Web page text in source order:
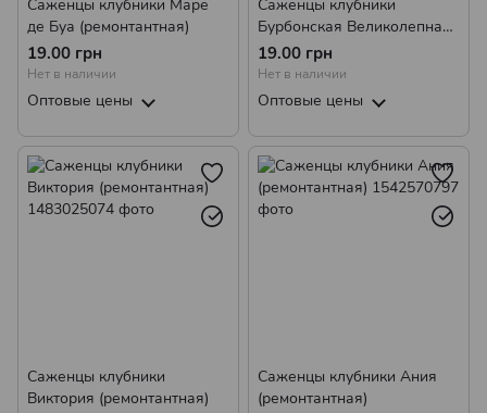
Саженцы клубники Маре
де Буа (ремонтантная)
19.00 грн
Нет в наличии
Оптовые цены
Саженцы клубники
Бурбонская Великолепная
(ремонтантная)
19.00 грн
Нет в наличии
Оптовые цены
Саженцы клубники
Виктория (ремонтантная)
Саженцы клубники Ания
(ремонтантная)